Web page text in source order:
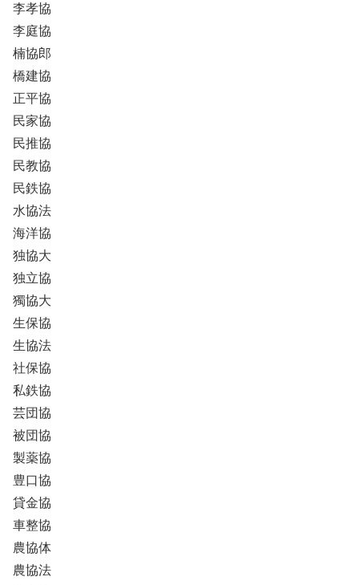
李孝協
李庭協
楠協郎
橋建協
正平協
民家協
民推協
民教協
民鉄協
水協法
海洋協
独協大
独立協
獨協大
生保協
生協法
社保協
私鉄協
芸団協
被団協
製薬協
豊口協
貸金協
車整協
農協体
農協法